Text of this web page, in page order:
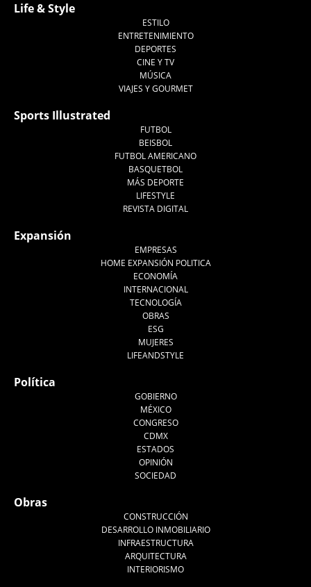
Life & Style
ESTILO
ENTRETENIMIENTO
DEPORTES
CINE Y TV
MÚSICA
VIAJES Y GOURMET
Sports Illustrated
FUTBOL
BEISBOL
FUTBOL AMERICANO
BASQUETBOL
MÁS DEPORTE
LIFESTYLE
REVISTA DIGITAL
Expansión
EMPRESAS
HOME EXPANSIÓN POLITICA
ECONOMÍA
INTERNACIONAL
TECNOLOGÍA
OBRAS
ESG
MUJERES
LIFEANDSTYLE
Política
GOBIERNO
MÉXICO
CONGRESO
CDMX
ESTADOS
OPINIÓN
SOCIEDAD
Obras
CONSTRUCCIÓN
DESARROLLO INMOBILIARIO
INFRAESTRUCTURA
ARQUITECTURA
INTERIORISMO